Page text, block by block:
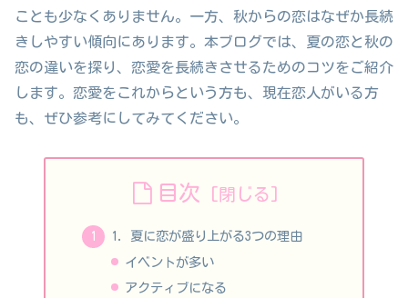
ことも少なくありません。一方、秋からの恋はなぜか長続
きしやすい傾向にあります。本ブログでは、夏の恋と秋の
恋の違いを探り、恋愛を長続きさせるためのコツをご紹介
します。恋愛をこれからという方も、現在恋人がいる方
も、ぜひ参考にしてみてください。
目次
1. 夏に恋が盛り上がる3つの理由
イベントが多い
アクティブになる